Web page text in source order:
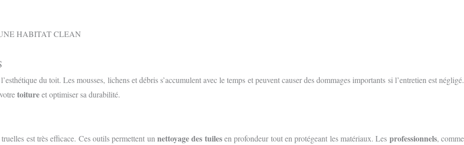
du toit. Les mousses, lichens et débris s’accumulent avec le temps et peuvent causer des dommages importants si l’entretien est négligé.
toitureet optimiser sa durabilité.
est très efficace. Ces outils permettent unnettoyage des tuilesen profondeur tout en protégeant les matériaux. Les professionnels, comme